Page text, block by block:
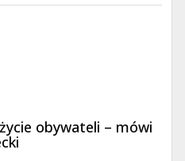
obywateli – mówi